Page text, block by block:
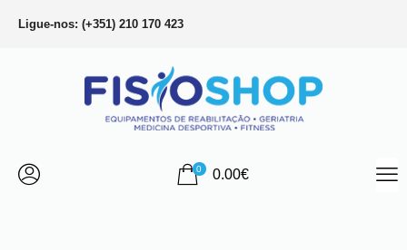
Ligue-nos: (+351) 210 170 423
0 0.00€